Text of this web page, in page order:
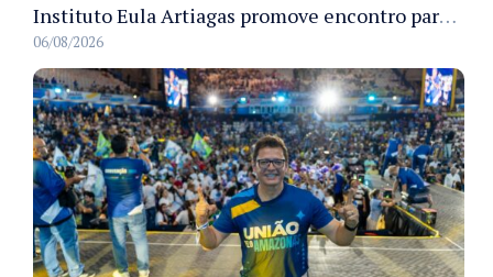
Instituto Eula Artiagas promove encontro para discutir melhorias para o bairro Petrópolis
06/08/2026